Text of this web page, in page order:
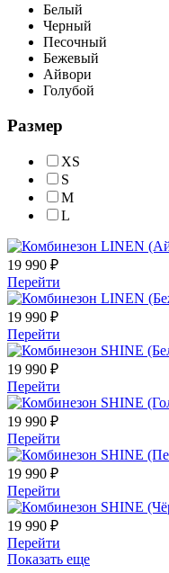
Белый
Черный
Песочный
Бежевый
Айвори
Голубой
Размер
XS
S
M
L
19 990 ₽
Перейти
19 990 ₽
Перейти
19 990 ₽
Перейти
19 990 ₽
Перейти
19 990 ₽
Перейти
19 990 ₽
Перейти
Показать еще